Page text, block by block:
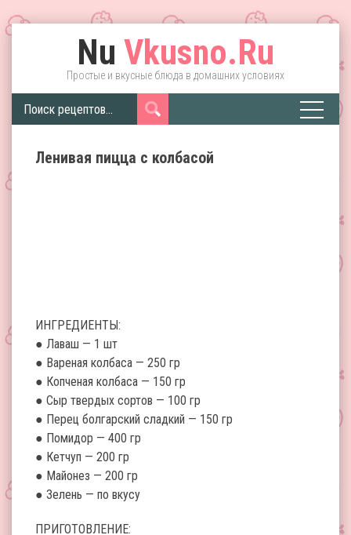
Nu Vkusno.Ru
Простые и вкусные блюда в домашних условиях
Ленивая пицца с колбасой
ИНГРЕДИЕНТЫ:
● Лаваш — 1 шт
● Вареная колбаса — 250 гр
● Копченая колбаса — 150 гр
● Сыр твердых сортов — 100 гр
● Перец болгарский сладкий — 150 гр
● Помидор — 400 гр
● Кетчуп — 200 гр
● Майонез — 200 гр
● Зелень — по вкусу
ПРИГОТОВЛЕНИЕ: